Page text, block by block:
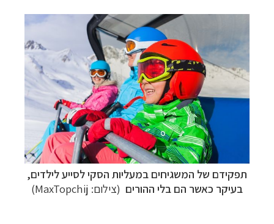
תפקידם של המשגיחים במעליות הסקי לסייע לילדים,
בעיקר כאשר הם בלי ההורים (צילום: MaxTopchij)